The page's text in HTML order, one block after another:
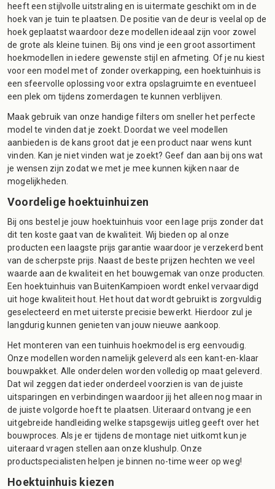
heeft een stijlvolle uitstraling en is uitermate geschikt om in de
hoek van je tuin te plaatsen. De positie van de deur is veelal op de
hoek geplaatst waardoor deze modellen ideaal zijn voor zowel
de grote als kleine tuinen. Bij ons vind je een groot assortiment
hoekmodellen in iedere gewenste stijl en afmeting. Of je nu kiest
voor een model met of zonder overkapping, een hoektuinhuis is
een sfeervolle oplossing voor extra opslagruimte en eventueel
een plek om tijdens zomerdagen te kunnen verblijven.
Maak gebruik van onze handige filters om sneller het perfecte
model te vinden dat je zoekt. Doordat we veel modellen
aanbieden is de kans groot dat je een product naar wens kunt
vinden. Kan je niet vinden wat je zoekt? Geef dan aan bij ons wat
je wensen zijn zodat we met je mee kunnen kijken naar de
mogelijkheden.
Voordelige hoektuinhuizen
Bij ons bestel je jouw hoektuinhuis voor een lage prijs zonder dat
dit ten koste gaat van de kwaliteit. Wij bieden op al onze
producten een laagste prijs garantie waardoor je verzekerd bent
van de scherpste prijs. Naast de beste prijzen hechten we veel
waarde aan de kwaliteit en het bouwgemak van onze producten.
Een hoektuinhuis van BuitenKampioen wordt enkel vervaardigd
uit hoge kwaliteit hout. Het hout dat wordt gebruikt is zorgvuldig
geselecteerd en met uiterste precisie bewerkt. Hierdoor zul je
langdurig kunnen genieten van jouw nieuwe aankoop.
Het monteren van een tuinhuis hoekmodel is erg eenvoudig.
Onze modellen worden namelijk geleverd als een kant-en-klaar
bouwpakket. Alle onderdelen worden volledig op maat geleverd.
Dat wil zeggen dat ieder onderdeel voorzien is van de juiste
uitsparingen en verbindingen waardoor jij het alleen nog maar in
de juiste volgorde hoeft te plaatsen. Uiteraard ontvang je een
uitgebreide handleiding welke stapsgewijs uitleg geeft over het
bouwproces. Als je er tijdens de montage niet uitkomt kun je
uiteraard vragen stellen aan onze klushulp. Onze
productspecialisten helpen je binnen no-time weer op weg!
Hoektuinhuis kiezen